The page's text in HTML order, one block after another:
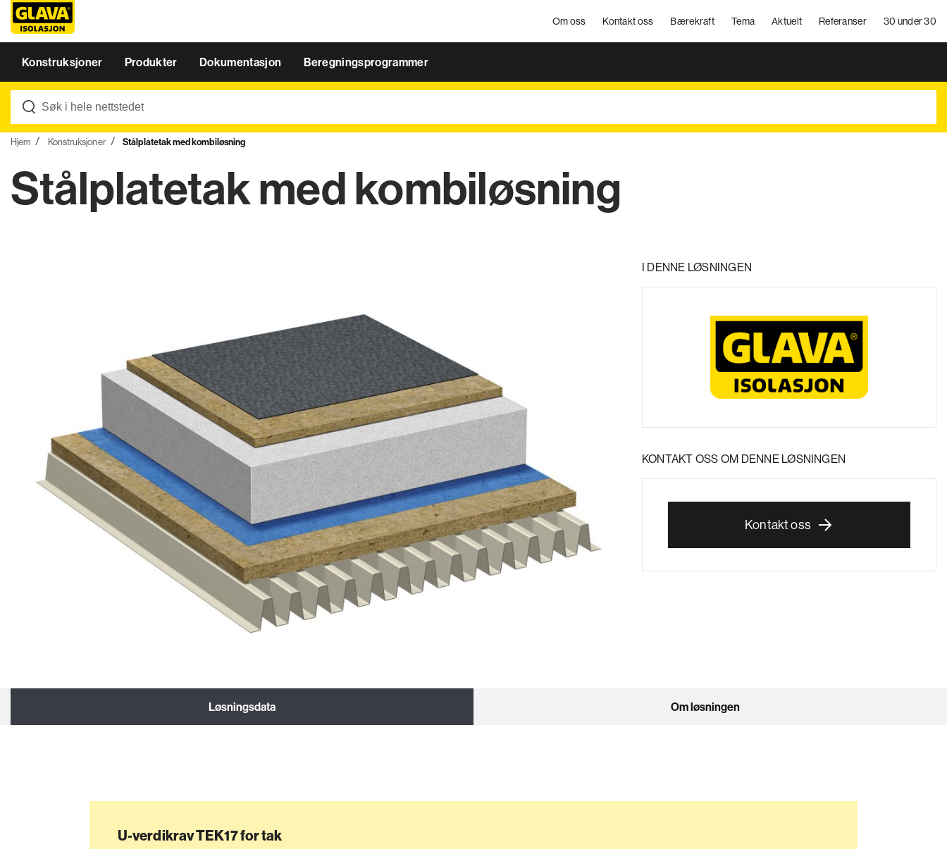
Om oss Kontakt oss Bærekraft Tema Aktuelt Referanser 30 under 30
Konstruksjoner Produkter Dokumentasjon Beregningsprogrammer
Hjem Konstruksjoner Stålplatetak med kombiløsning
Stålplatetak med kombiløsning
I DENNE LØSNINGEN
KONTAKT OSS OM DENNE LØSNINGEN
Kontakt oss
Løsningsdata Om løsningen
U-verdikrav TEK17 for tak